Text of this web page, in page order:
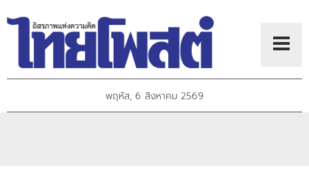
พฤหัส, 6 สิงหาคม 2569